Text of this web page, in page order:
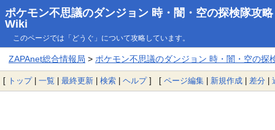
ポケモン不思議のダンジョン 時・闇・空の探検隊攻略
Wiki
このページでは「どうぐ」について攻略しています。
ZAPAnet総合情報局 > ポケモン不思議のダンジョン 時・闇・空の探
[ トップ| 一覧 | 最終更新 | 検索 | ヘルプ] [ ページ編集 | 新規作成 | 差分 |